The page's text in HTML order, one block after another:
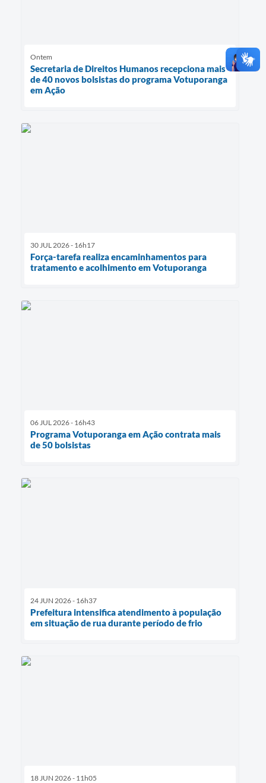
Ontem
Secretaria de Direitos Humanos recepciona mais
de 40 novos bolsistas do programa Votuporanga
em Ação
30 JUL 2026 - 16h17
Força-tarefa realiza encaminhamentos para
tratamento e acolhimento em Votuporanga
06 JUL 2026 - 16h43
Programa Votuporanga em Ação contrata mais
de 50 bolsistas
24 JUN 2026 - 16h37
Prefeitura intensifica atendimento à população
em situação de rua durante período de frio
18 JUN 2026 - 11h05